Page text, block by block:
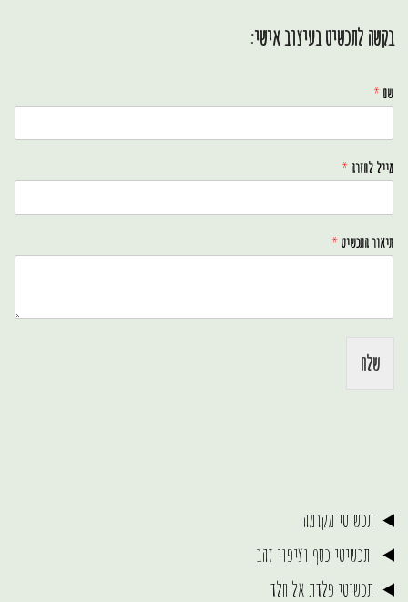
בקשה לתכשיט בעיצוב אישי:
שם *
מייל לחזרה *
תיאור התכשיט *
שלח
תכשיטי מקרמה
תכשיטי כסף וציפוי זהב
תכשיטי פלדת אל חלד